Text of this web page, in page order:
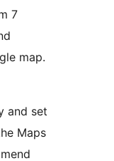
7
map.
and set
Maps